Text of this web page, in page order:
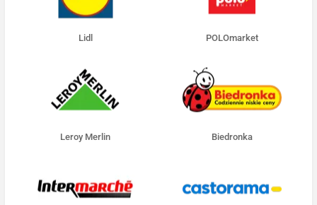
Lidl POLOmarket
Leroy Merlin Biedronka